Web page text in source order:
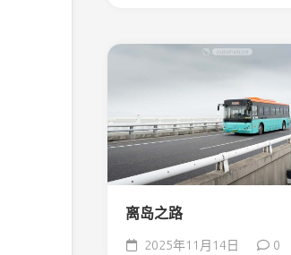
离岛之路
2025年11月14日 0